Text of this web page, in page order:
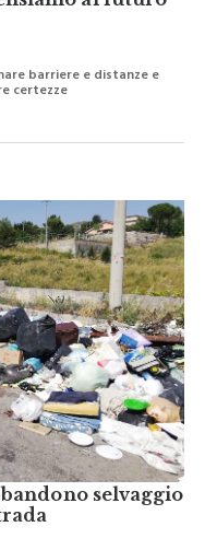
al futuro
selvaggio